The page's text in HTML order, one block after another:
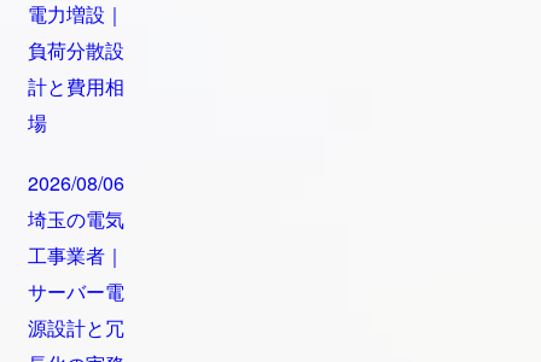
電力増設｜
負荷分散設
計と費用相
場
2026/08/06
埼玉の電気
工事業者｜
サーバー電
源設計と冗